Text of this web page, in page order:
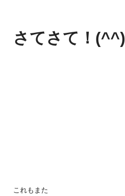
さてさて！(^^)
これもまた